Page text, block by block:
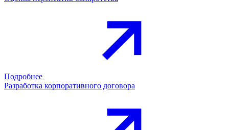
Подробнее
Разработка корпоративного договора